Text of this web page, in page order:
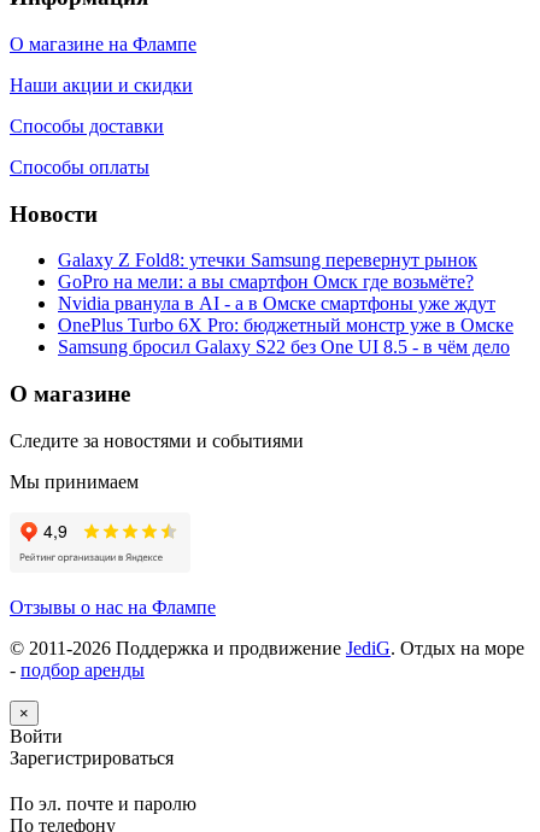
О магазине на Флампе
Наши акции и скидки
Способы доставки
Способы оплаты
Новости
Galaxy Z Fold8: утечки Samsung перевернут рынок
GoPro на мели: а вы смартфон Омск где возьмёте?
Nvidia рванула в AI - а в Омске смартфоны уже ждут
OnePlus Turbo 6X Pro: бюджетный монстр уже в Омске
Samsung бросил Galaxy S22 без One UI 8.5 - в чём дело
О магазине
Следите за новостями и событиями
Мы принимаем
Отзывы о нас на Флампе
© 2011-2026 Поддержка и продвижение JediG. Отдых на море
- подбор аренды
×
Войти
Зарегистрироваться
По эл. почте и паролю
По телефону